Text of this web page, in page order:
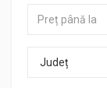
Județ